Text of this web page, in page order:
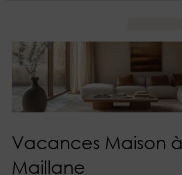
Vacances Maison à
Maillane